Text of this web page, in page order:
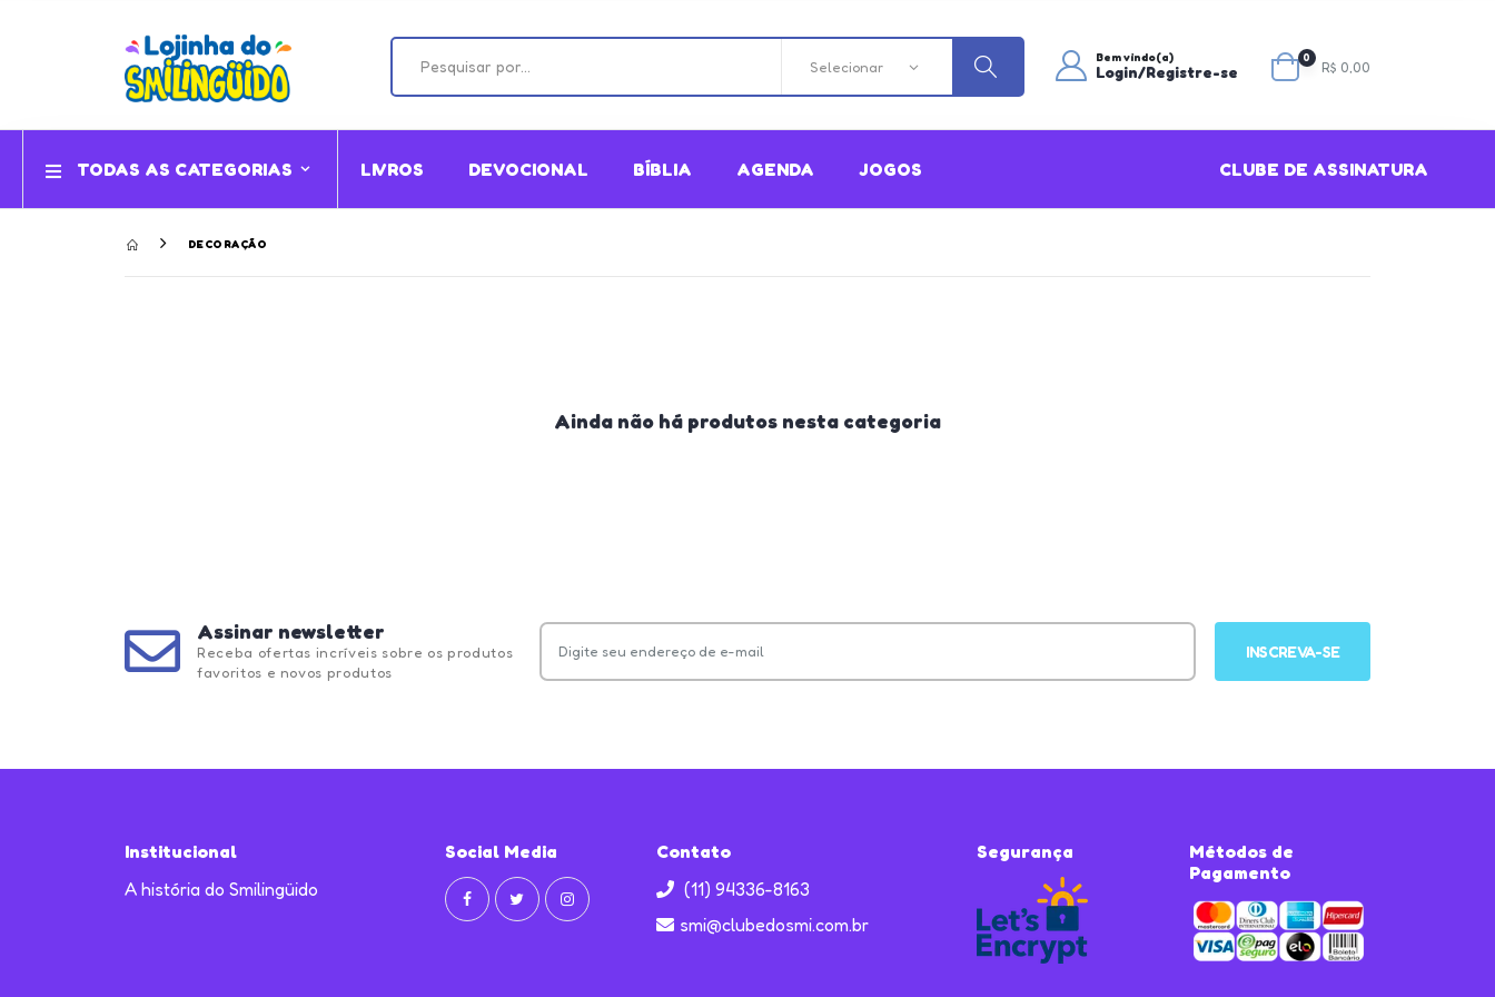
Bem vindo(a)
Login/Registre-se
0
R$ 0,00
TODAS AS CATEGORIAS LIVROS DEVOCIONAL BÍBLIA AGENDA JOGOS CLUBE DE ASSINATURA
DECORAÇÃO
Ainda não há produtos nesta categoria
Assinar newsletter
Receba ofertas incríveis sobre os produtos
favoritos e novos produtos
INSCREVA-SE
Institucional
A história do Smilingüido
Social Media
Contato
(11) 94336-8163
smi@clubedosmi.com.br
Segurança
Métodos de
Pagamento